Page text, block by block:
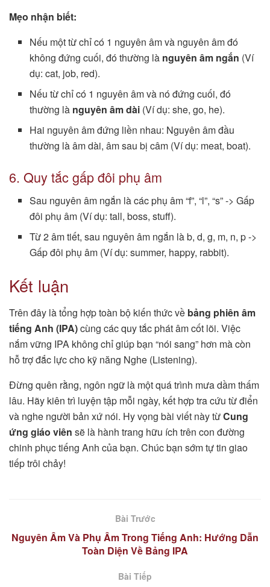
Mẹo nhận biết:
Nếu một từ chỉ có 1 nguyên âm và nguyên âm đó
không đứng cuối, đó thường là nguyên âm ngắn (Ví
dụ: cat, job, red).
Nếu từ chỉ có 1 nguyên âm và nó đứng cuối, đó
thường là nguyên âm dài (Ví dụ: she, go, he).
Hai nguyên âm đứng liền nhau: Nguyên âm đầu
thường là âm dài, âm sau bị câm (Ví dụ: meat, boat).
6. Quy tắc gấp đôi phụ âm
Sau nguyên âm ngắn là các phụ âm “f”, “l”, “s” -> Gấp
đôi phụ âm (Ví dụ: tall, boss, stuff).
Từ 2 âm tiết, sau nguyên âm ngắn là b, d, g, m, n, p ->
Gấp đôi phụ âm (Ví dụ: summer, happy, rabbit).
Kết luận
Trên đây là tổng hợp toàn bộ kiến thức về bảng phiên âm
tiếng Anh (IPA)cùng các quy tắc phát âm cốt lõi. Việc
nắm vững IPA không chỉ giúp bạn “nói sang” hơn mà còn
hỗ trợ đắc lực cho kỹ năng Nghe (Listening).
Đừng quên rằng, ngôn ngữ là một quá trình mưa dầm thấm
lâu. Hãy kiên trì luyện tập mỗi ngày, kết hợp tra cứu từ điển
và nghe người bản xứ nói. Hy vọng bài viết này từCung
ứng giáo viên sẽ là hành trang hữu ích trên con đường
chinh phục tiếng Anh của bạn. Chúc bạn sớm tự tin giao
tiếp trôi chảy!
Bài Trước
Nguyên Âm Và Phụ Âm Trong Tiếng Anh: Hướng Dẫn
Toàn Diện Về Bảng IPA
Bài Tiếp